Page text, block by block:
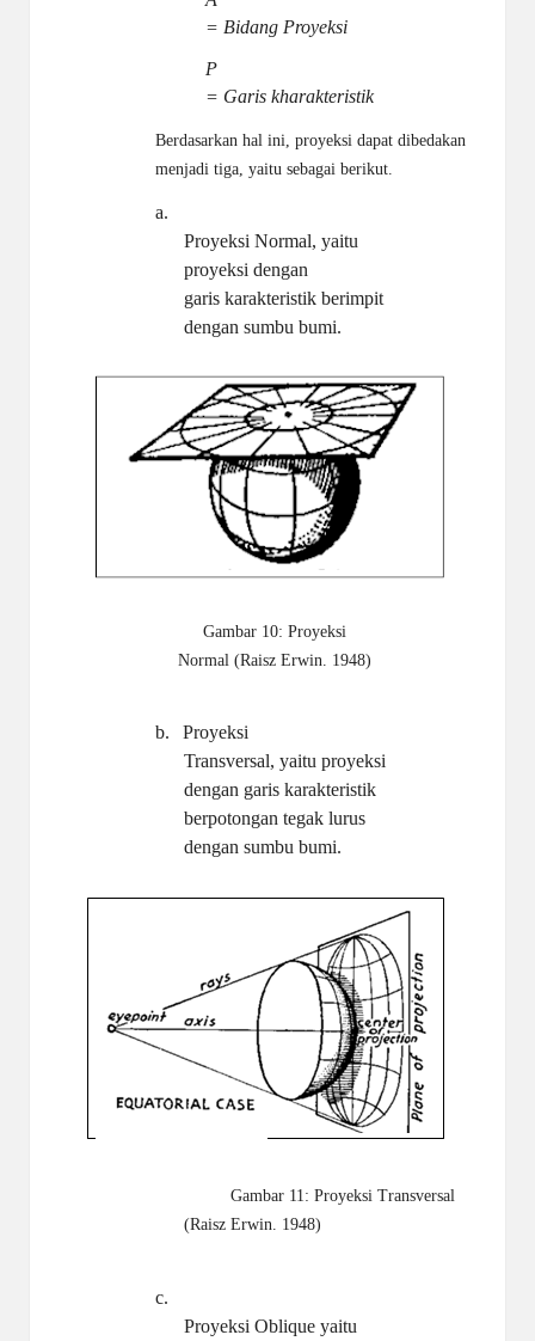
= Bidang Proyeksi
P
= Garis kharakteristik
Berdasarkan hal ini, proyeksi dapat dibedakan
menjadi tiga, yaitu sebagai berikut.
a.
Proyeksi Normal, yaitu
proyeksi dengan
garis karakteristik berimpit
dengan sumbu bumi.
Gambar 10: Proyeksi
Normal (Raisz Erwin. 1948)
b.
Proyeksi
Transversal, yaitu proyeksi
dengan garis karakteristik
berpotongan tegak lurus
dengan sumbu bumi.
Gambar 11: Proyeksi Transversal
(Raisz Erwin. 1948)
c.
Proyeksi Oblique yaitu